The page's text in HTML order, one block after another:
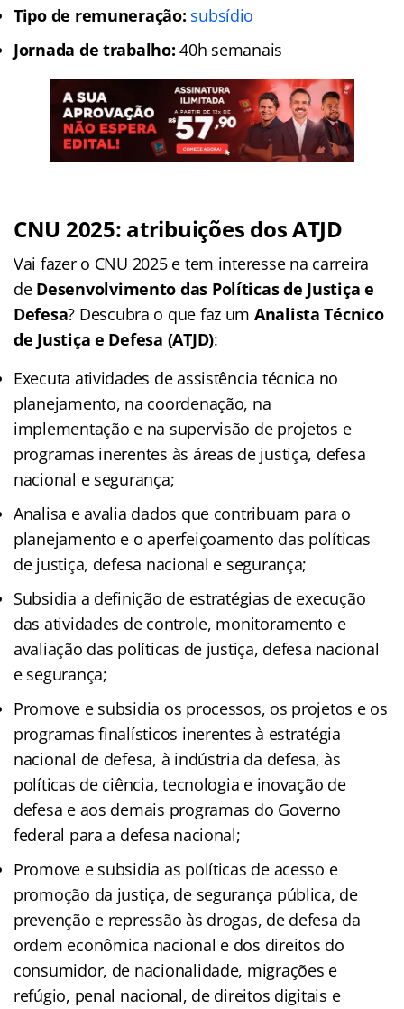
Tipo de remuneração: subsídio
Jornada de trabalho: 40h semanais
CNU 2025: atribuições dos ATJD
Vai fazer o CNU 2025 e tem interesse na carreira
de Desenvolvimento das Políticas de Justiça e
Defesa? Descubra o que faz um Analista Técnico
de Justiça e Defesa (ATJD):
Executa atividades de assistência técnica no
planejamento, na coordenação, na
implementação e na supervisão de projetos e
programas inerentes às áreas de justiça, defesa
nacional e segurança;
Analisa e avalia dados que contribuam para o
planejamento e o aperfeiçoamento das políticas
de justiça, defesa nacional e segurança;
Subsidia a definição de estratégias de execução
das atividades de controle, monitoramento e
avaliação das políticas de justiça, defesa nacional
e segurança;
Promove e subsidia os processos, os projetos e os
programas finalísticos inerentes à estratégia
nacional de defesa, à indústria da defesa, às
políticas de ciência, tecnologia e inovação de
defesa e aos demais programas do Governo
federal para a defesa nacional;
Promove e subsidia as políticas de acesso e
promoção da justiça, de segurança pública, de
prevenção e repressão às drogas, de defesa da
ordem econômica nacional e dos direitos do
consumidor, de nacionalidade, migrações e
refúgio, penal nacional, de direitos digitais e